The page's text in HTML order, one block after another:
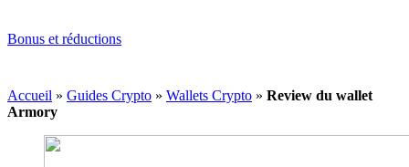
Bonus et réductions
Accueil » Guides Crypto » Wallets Crypto » Review du wallet
Armory